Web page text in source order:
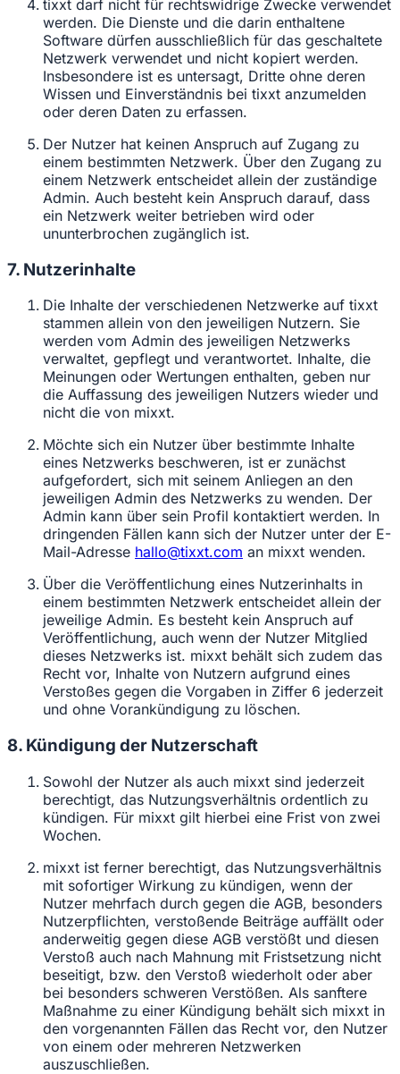
tixxt darf nicht für rechtswidrige Zwecke verwendet
werden. Die Dienste und die darin enthaltene
Software dürfen ausschließlich für das geschaltete
Netzwerk verwendet und nicht kopiert werden.
Insbesondere ist es untersagt, Dritte ohne deren
Wissen und Einverständnis bei tixxt anzumelden
oder deren Daten zu erfassen.
Der Nutzer hat keinen Anspruch auf Zugang zu
einem bestimmten Netzwerk. Über den Zugang zu
einem Netzwerk entscheidet allein der zuständige
Admin. Auch besteht kein Anspruch darauf, dass
ein Netzwerk weiter betrieben wird oder
ununterbrochen zugänglich ist.
7. Nutzerinhalte
Die Inhalte der verschiedenen Netzwerke auf tixxt
stammen allein von den jeweiligen Nutzern. Sie
werden vom Admin des jeweiligen Netzwerks
verwaltet, gepflegt und verantwortet. Inhalte, die
Meinungen oder Wertungen enthalten, geben nur
die Auffassung des jeweiligen Nutzers wieder und
nicht die von mixxt.
Möchte sich ein Nutzer über bestimmte Inhalte
eines Netzwerks beschweren, ist er zunächst
aufgefordert, sich mit seinem Anliegen an den
jeweiligen Admin des Netzwerks zu wenden. Der
Admin kann über sein Profil kontaktiert werden. In
dringenden Fällen kann sich der Nutzer unter der E-
Mail-Adresse hallo@tixxt.com an mixxt wenden.
Über die Veröffentlichung eines Nutzerinhalts in
einem bestimmten Netzwerk entscheidet allein der
jeweilige Admin. Es besteht kein Anspruch auf
Veröffentlichung, auch wenn der Nutzer Mitglied
dieses Netzwerks ist. mixxt behält sich zudem das
Recht vor, Inhalte von Nutzern aufgrund eines
Verstoßes gegen die Vorgaben in Ziffer 6 jederzeit
und ohne Vorankündigung zu löschen.
8. Kündigung der Nutzerschaft
Sowohl der Nutzer als auch mixxt sind jederzeit
berechtigt, das Nutzungsverhältnis ordentlich zu
kündigen. Für mixxt gilt hierbei eine Frist von zwei
Wochen.
mixxt ist ferner berechtigt, das Nutzungsverhältnis
mit sofortiger Wirkung zu kündigen, wenn der
Nutzer mehrfach durch gegen die AGB, besonders
Nutzerpflichten, verstoßende Beiträge auffällt oder
anderweitig gegen diese AGB verstößt und diesen
Verstoß auch nach Mahnung mit Fristsetzung nicht
beseitigt, bzw. den Verstoß wiederholt oder aber
bei besonders schweren Verstößen. Als sanftere
Maßnahme zu einer Kündigung behält sich mixxt in
den vorgenannten Fällen das Recht vor, den Nutzer
von einem oder mehreren Netzwerken
auszuschließen.